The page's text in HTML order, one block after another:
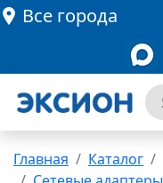
Все города
Главная Каталог